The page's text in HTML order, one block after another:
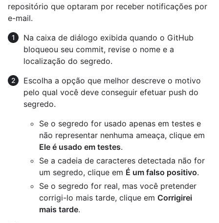
repositório que optaram por receber notificações por
e-mail.
Na caixa de diálogo exibida quando o GitHub
bloqueou seu commit, revise o nome e a
localização do segredo.
Escolha a opção que melhor descreve o motivo
pelo qual você deve conseguir efetuar push do
segredo.
Se o segredo for usado apenas em testes e
não representar nenhuma ameaça, clique em
Ele é usado em testes.
Se a cadeia de caracteres detectada não for
um segredo, clique em É um falso positivo.
Se o segredo for real, mas você pretender
corrigi-lo mais tarde, clique em Corrigirei
mais tarde.